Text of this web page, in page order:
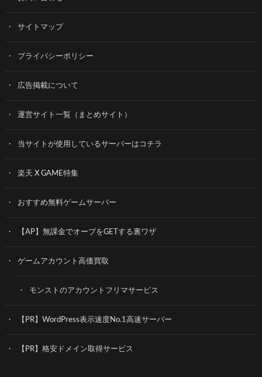
サイトマップ
プライバシーポリシー
広告掲載について
運営サイト一覧（まとめサイト）
当サイトが使用しているサーバーはコチラ
楽天 X GAME特集
おすすめ無料ゲームサーバー
【AP】無課金でオーブをGETする裏ワザ
ゲームアカウント高価買取
モンストのアカウントフリマサービス
【PR】WordPress表示速度No.1高速サーバー
【PR】格安ドメイン取得サービス